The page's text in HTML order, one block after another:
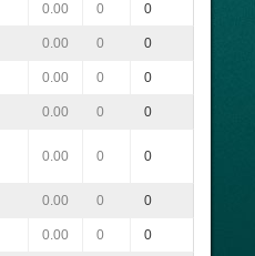
0.00 0 0
0.00 0 0
0.00 0 0
0.00 0 0
0.00 0 0
0.00 0 0
0.00 0 0